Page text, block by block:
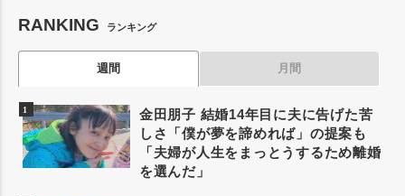
RANKING ランキング
週間 月間
金田朋子 結婚14年目に夫に告げた苦
しさ「僕が夢を諦めれば」の提案も
「夫婦が人生をまっとうするため離婚
を選んだ」